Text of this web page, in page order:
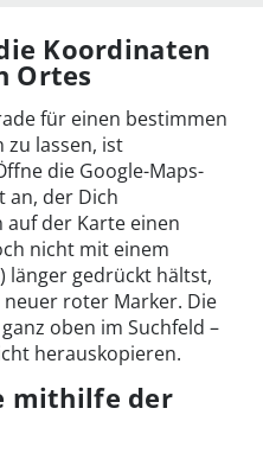
Koordinaten
Ortes
für einen bestimmen
zu lassen, ist
die Google-Maps-
an, der Dich
der Karte einen
nicht mit einem
länger gedrückt hältst,
roter Marker. Die
oben im Suchfeld –
herauskopieren.
mithilfe der